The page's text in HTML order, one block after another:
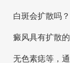
白斑会扩散吗
癜风具有扩散
无色素痣等，